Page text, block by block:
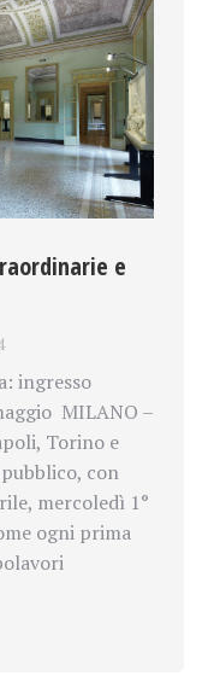
e
ingresso
MILANO –
Torino e
con
mercoledì 1°
ogni prima